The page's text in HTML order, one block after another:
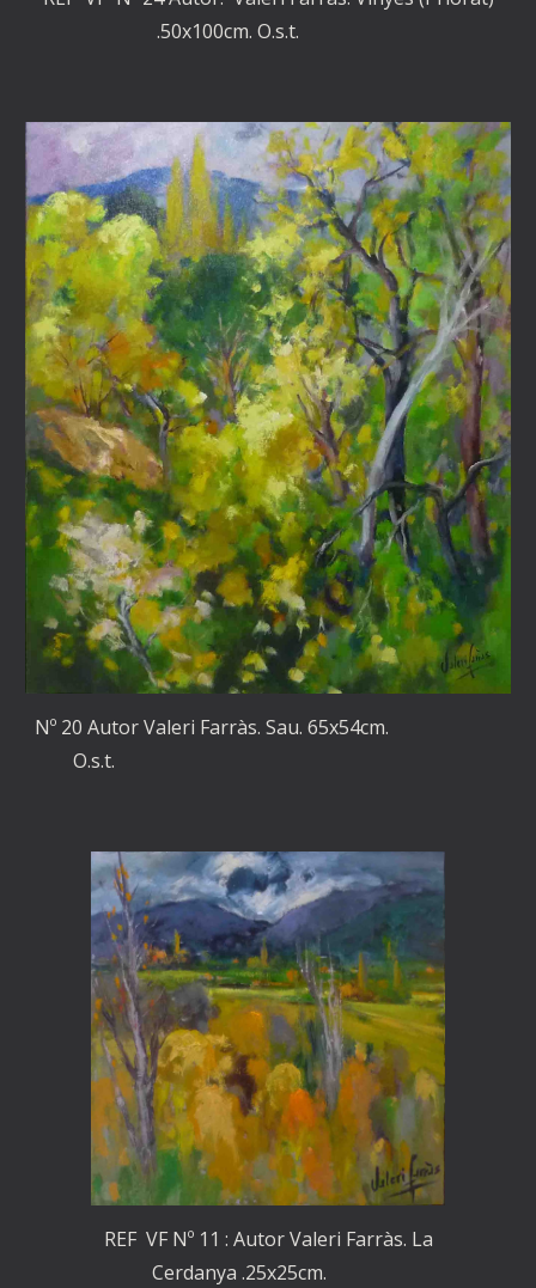
.50x100cm. O.s.t.
Nº 20 Autor Valeri Farràs. Sau. 65x54cm.
O.s.t.
REF VF Nº 11 : Autor Valeri Farràs. La
Cerdanya .25x25cm.